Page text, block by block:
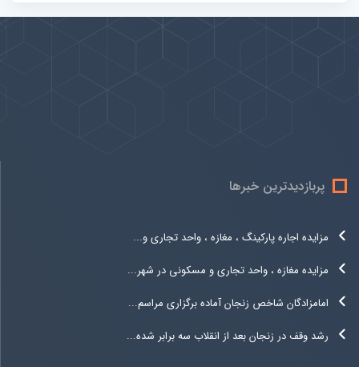
پربازدیدترین خبرها
مزایده اجاره پارکینگ ، مغازه ، واحد تجاری و...
مزایده مغازه ، واحد تجاری و مسکونی در شهر...
امامزادگان شاخص زنجان آماده برگزاری مراسم...
رشد وقف در زنجان بعد از انقلاب سه برابر شده...